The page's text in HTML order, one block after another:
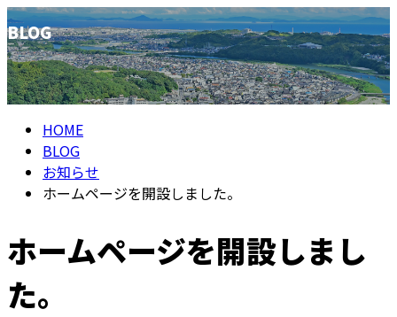
BLOG
HOME
BLOG
お知らせ
ホームページを開設しました。
ホームページを開設しまし
た。